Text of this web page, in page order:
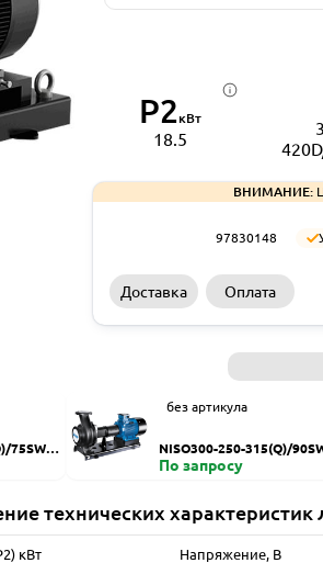
P2кВт
18.5
ВНИМАНИЕ:
97830148
Доставка Оплата
75SWH
без артикула
NISO300-250-315(Q)/
ZDI
По запросу
технических
кВт Напряжение, В